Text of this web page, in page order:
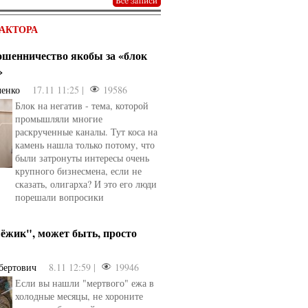
якобы за «блок
17.11 11:25 |
19586
Блок на негатив - тема, которой
промышляли многие
раскрученные каналы. Тут коса на
камень нашла только потому, что
были затронуты интересы очень
крупного бизнесмена, если не
сказать, олигарха? И это его люди
порешали вопросики
может быть, просто
8.11 12:59 |
19946
Если вы нашли "мертвого" ежа в
холодные месяцы, не хороните